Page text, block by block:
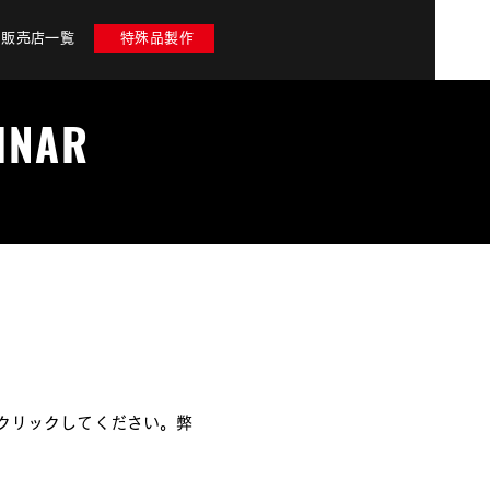
販売店一覧 特殊品製作
リックしてください。弊